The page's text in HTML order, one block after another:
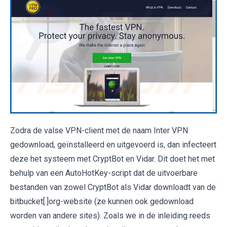
Zodra de valse VPN-client met de naam Inter VPN
gedownload, geïnstalleerd en uitgevoerd is, dan infecteert
deze het systeem met CryptBot en Vidar. Dit doet het met
behulp van een AutoHotKey-script dat de uitvoerbare
bestanden van zowel CryptBot als Vidar downloadt van de
bitbucket[.]org-website (ze kunnen ook gedownload
worden van andere sites). Zoals we in de inleiding reeds